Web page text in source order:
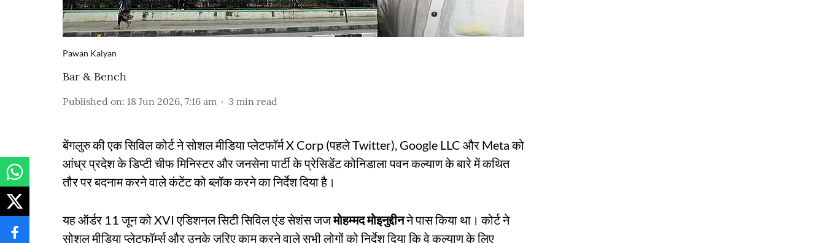
Pawan Kalyan
Bar & Bench
Published on: 18 Jun 2026, 7:16 am 3 min read
बेंगलुरु की एक सिविल कोर्ट ने सोशल मीडिया प्लेटफॉर्म X Corp (पहले Twitter), Google LLC और Meta को
आंध्र प्रदेश के डिप्टी चीफ मिनिस्टर और जनसेना पार्टी के प्रेसिडेंट कोनिडाला पवन कल्याण के बारे में कथित
तौर पर बदनाम करने वाले कंटेंट को ब्लॉक करने का निर्देश दिया है।
यह ऑर्डर 11 जून को XVI एडिशनल सिटी सिविल एंड सेशंस जजमोहम्मद मोइनुद्दीनने पास किया था। कोर्ट ने
सोशल मीडिया प्लेटफॉर्म्स और उनके ज़रिए काम करने वाले सभी लोगों को निर्देश दिया कि वे कल्याण के लिए